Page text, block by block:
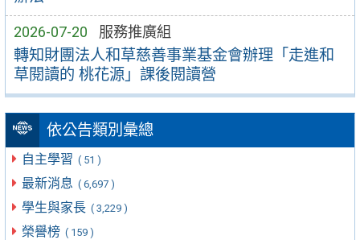
2026-07-20 服務推廣組
轉知財團法人和草慈善事業基金會辦理「走進和
草閱讀的 桃花源」課後閱讀營
依公告類別彙總
自主學習 ( 51 )
最新消息 ( 6,697 )
學生與家長 ( 3,229 )
榮譽榜 ( 159 )